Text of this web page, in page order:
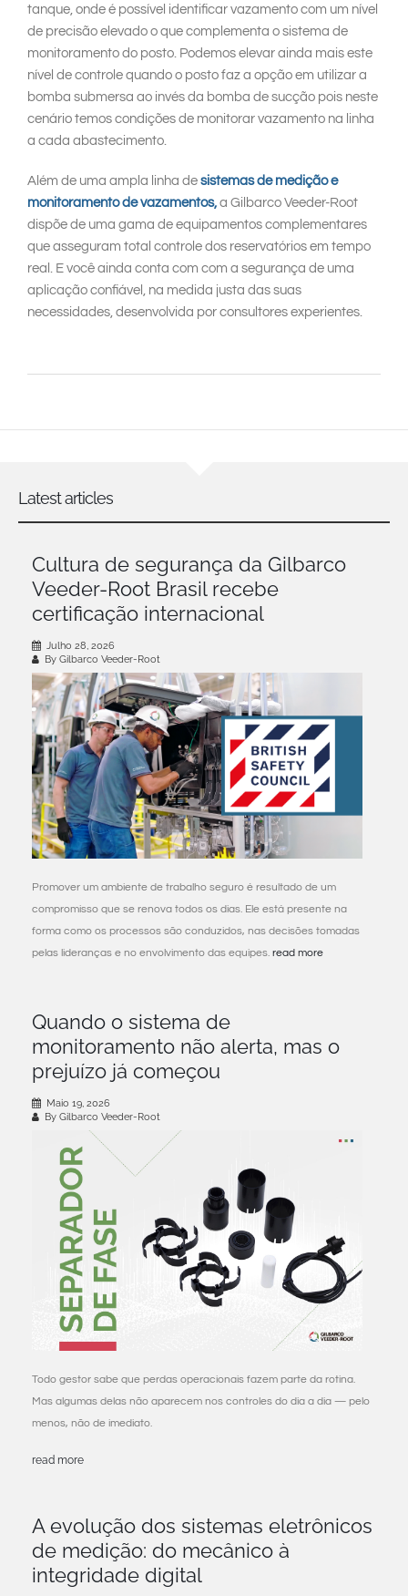
tanque, onde é possível identificar vazamento com um nível
de precisão elevado o que complementa o sistema de
monitoramento do posto. Podemos elevar ainda mais este
nível de controle quando o posto faz a opção em utilizar a
bomba submersa ao invés da bomba de sucção pois neste
cenário temos condições de monitorar vazamento na linha
a cada abastecimento.
Além de uma ampla linha de sistemas de medição e
monitoramento de vazamentos, a Gilbarco Veeder-Root
dispõe de uma gama de equipamentos complementares
que asseguram total controle dos reservatórios em tempo
real. E você ainda conta com com a segurança de uma
aplicação confiável, na medida justa das suas
necessidades, desenvolvida por consultores experientes.
Latest articles
Cultura de segurança da Gilbarco
Veeder-Root Brasil recebe
certificação internacional
Julho 28, 2026
By Gilbarco Veeder-Root
Promover um ambiente de trabalho seguro é resultado de um
compromisso que se renova todos os dias. Ele está presente na
forma como os processos são conduzidos, nas decisões tomadas
pelas lideranças e no envolvimento das equipes. read more
Quando o sistema de
monitoramento não alerta, mas o
prejuízo já começou
Maio 19, 2026
By Gilbarco Veeder-Root
Todo gestor sabe que perdas operacionais fazem parte da rotina.
Mas algumas delas não aparecem nos controles do dia a dia — pelo
menos, não de imediato.
read more
A evolução dos sistemas eletrônicos
de medição: do mecânico à
integridade digital